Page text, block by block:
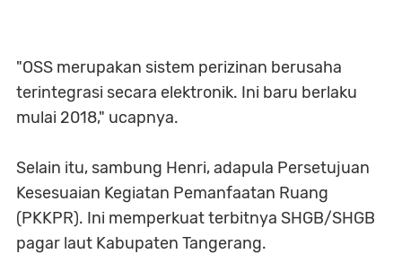
"OSS merupakan sistem perizinan berusaha
terintegrasi secara elektronik. Ini baru berlaku
mulai 2018," ucapnya.
Selain itu, sambung Henri, adapula Persetujuan
Kesesuaian Kegiatan Pemanfaatan Ruang
(PKKPR). Ini memperkuat terbitnya SHGB/SHGB
pagar laut Kabupaten Tangerang.